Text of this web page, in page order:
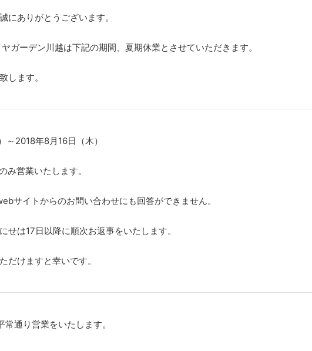
にありがとうございます。
ガーデン川越は下記の期間、夏期休業とさせていただきます。
します。
～2018年8月16日（木）
み営業いたします。
サイトからのお問い合わせにも回答ができません。
せは17日以降に順次お返事をいたします。
だけますと幸いです。
通り営業をいたします。